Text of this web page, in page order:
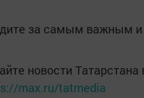
за самым важным
новости
max.ru/tatmedia